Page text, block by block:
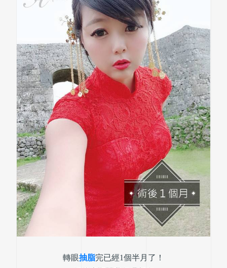
轉眼抽脂完已經1個半月了！